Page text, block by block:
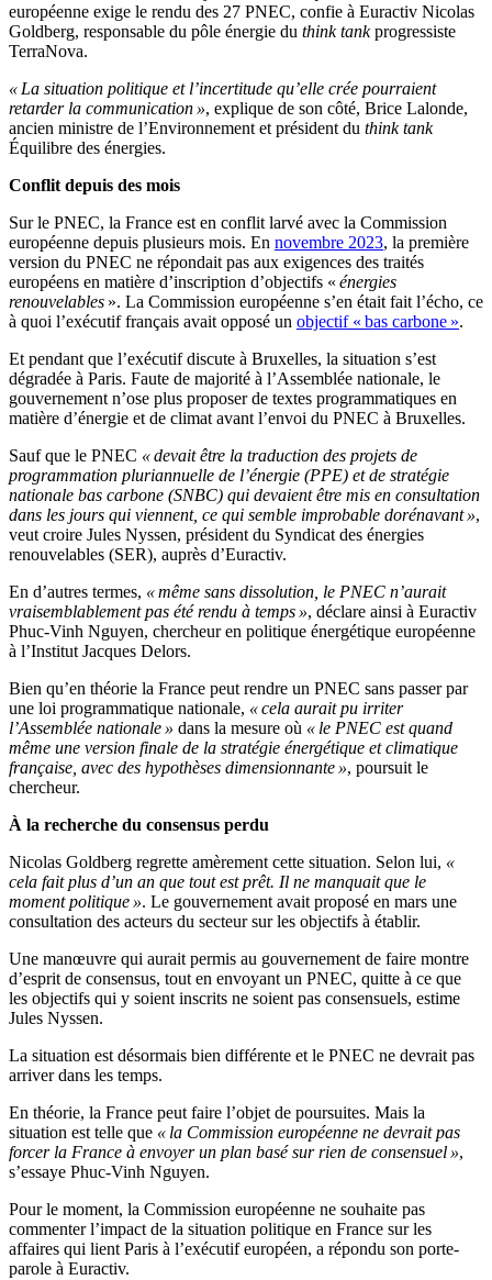
européenne exige le rendu des 27 PNEC, confie à Euractiv Nicolas
Goldberg, responsable du pôle énergie du think tankprogressiste
TerraNova.
« La situation politique et l’incertitude qu’elle crée pourraient
retarder la communication », explique de son côté, Brice Lalonde,
ancien ministre de l’Environnement et président du think tank
Équilibre des énergies.
Conflit depuis des mois
Sur le PNEC, la France est en conflit larvé avec la Commission
européenne depuis plusieurs mois. En novembre 2023, la première
version du PNEC ne répondait pas aux exigences des traités
européens en matière d’inscription d’objectifs « énergies
renouvelables ». La Commission européenne s’en était fait l’écho, ce
à quoi l’exécutif français avait opposé un objectif « bas carbone ».
Et pendant que l’exécutif discute à Bruxelles, la situation s’est
dégradée à Paris. Faute de majorité à l’Assemblée nationale, le
gouvernement n’ose plus proposer de textes programmatiques en
matière d’énergie et de climat avant l’envoi du PNEC à Bruxelles.
Sauf que le PNEC « devait être la traduction des projets de
programmation pluriannuelle de l’énergie (PPE) et de stratégie
nationale bas carbone (SNBC) qui devaient être mis en consultation
dans les jours qui viennent, ce qui semble improbable dorénavant »,
veut croire Jules Nyssen, président du Syndicat des énergies
renouvelables (SER), auprès d’Euractiv.
En d’autres termes, « même sans dissolution, le PNEC n’aurait
vraisemblablement pas été rendu à temps », déclare ainsi à Euractiv
Phuc-Vinh Nguyen, chercheur en politique énergétique européenne
à l’Institut Jacques Delors.
Bien qu’en théorie la France peut rendre un PNEC sans passer par
une loi programmatique nationale, « cela aurait pu irriter
l’Assemblée nationale » dans la mesure où « le PNEC est quand
même une version finale de la stratégie énergétique et climatique
française, avec des hypothèses dimensionnante », poursuit le
chercheur.
À la recherche du consensus perdu
Nicolas Goldberg regrette amèrement cette situation. Selon lui, «
cela fait plus d’un an que tout est prêt. Il ne manquait que le
moment politique ». Le gouvernement avait proposé en mars une
consultation des acteurs du secteur sur les objectifs à établir.
Une manœuvre qui aurait permis au gouvernement de faire montre
d’esprit de consensus, tout en envoyant un PNEC, quitte à ce que
les objectifs qui y soient inscrits ne soient pas consensuels, estime
Jules Nyssen.
La situation est désormais bien différente et le PNEC ne devrait pas
arriver dans les temps.
En théorie, la France peut faire l’objet de poursuites. Mais la
situation est telle que « la Commission européenne ne devrait pas
forcer la France à envoyer un plan basé sur rien de consensuel »,
s’essaye Phuc-Vinh Nguyen.
Pour le moment, la Commission européenne ne souhaite pas
commenter l’impact de la situation politique en France sur les
affaires qui lient Paris à l’exécutif européen, a répondu son porte-
parole à Euractiv.